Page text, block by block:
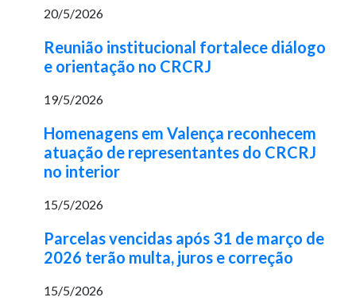
20/5/2026
Reunião institucional fortalece diálogo
e orientação no CRCRJ
19/5/2026
Homenagens em Valença reconhecem
atuação de representantes do CRCRJ
no interior
15/5/2026
Parcelas vencidas após 31 de março de
2026 terão multa, juros e correção
15/5/2026